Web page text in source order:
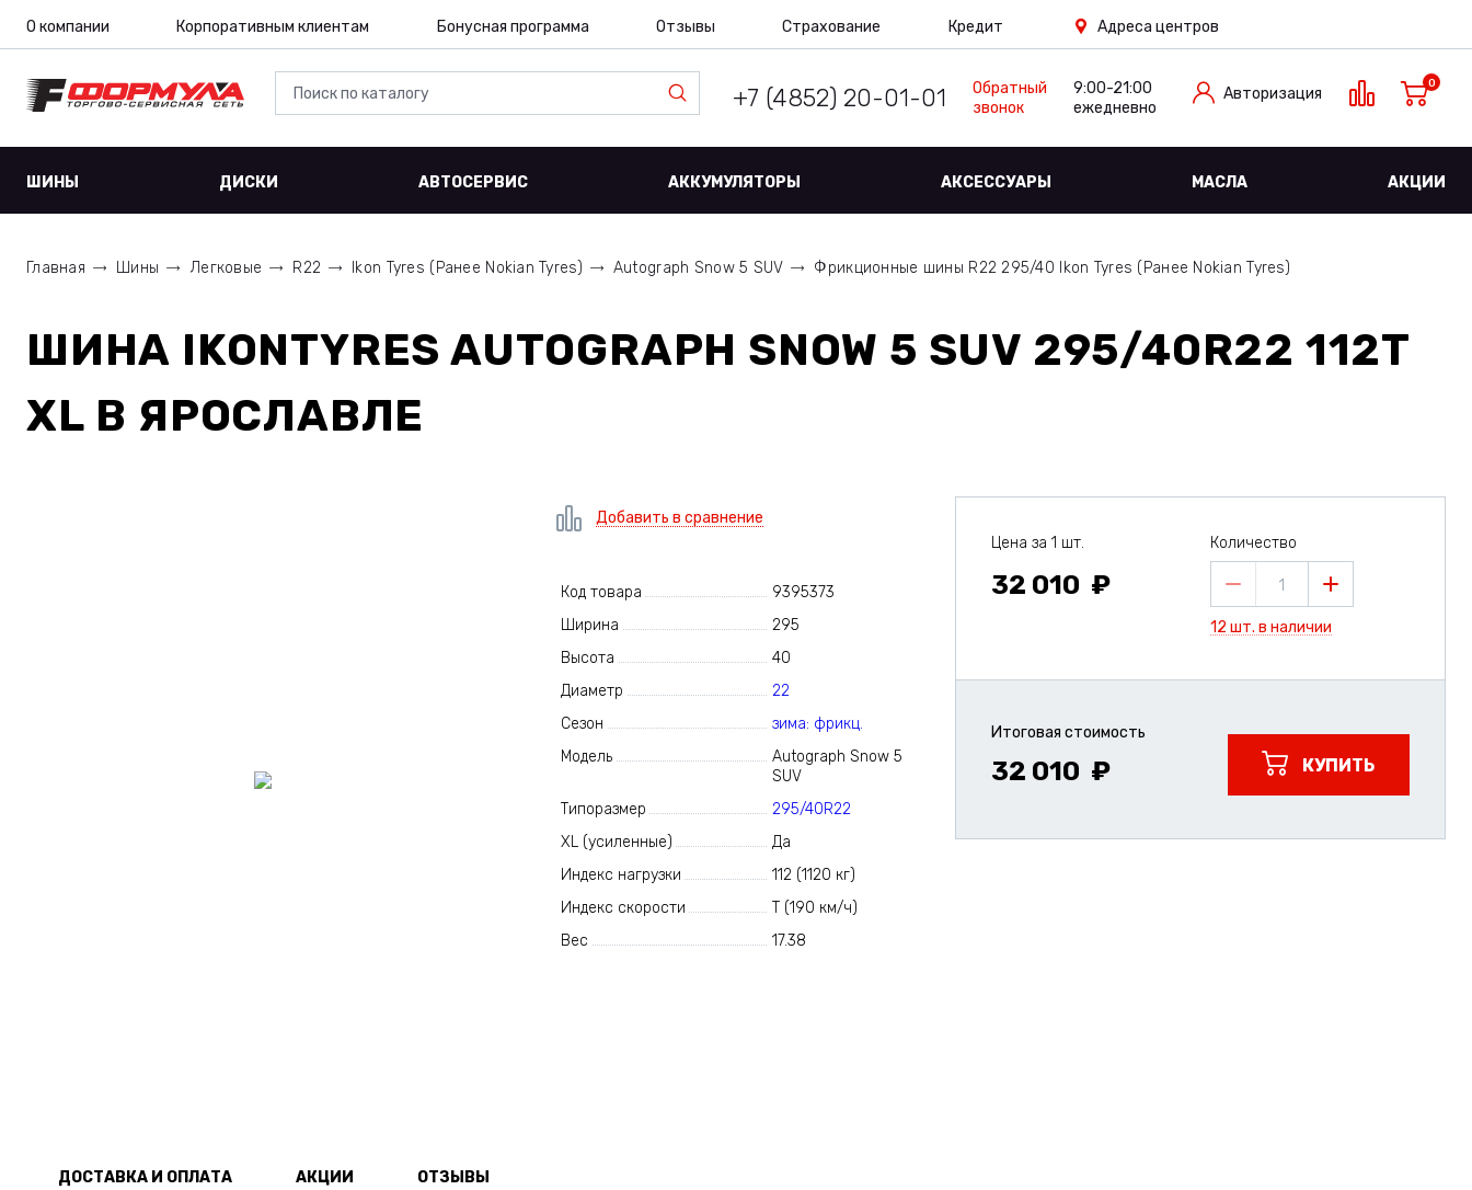
О компании Корпоративным клиентам Бонусная программа Отзывы Страхование Кредит Адреса центров
+7 (4852) 20-01-01
Обратный
звонок
9:00-21:00
ежедневно
Авторизация
0
ШИНЫ ДИСКИ АВТОСЕРВИС АККУМУЛЯТОРЫ АКСЕССУАРЫ МАСЛА АКЦИИ
Главная Шины Легковые R22 Ikon Tyres (Ранее Nokian Tyres) Autograph Snow 5 SUV Фрикционные шины R22 295/40 Ikon Tyres (Ранее Nokian Tyres)
ШИНА IKONTYRES AUTOGRAPH SNOW 5 SUV 295/40R22 112T
XL В ЯРОСЛАВЛЕ
Добавить в сравнение
Код товара
9395373
Ширина
295
Высота
40
Диаметр
22
Сезон
зима: фрикц.
Модель
Autograph Snow 5
SUV
Типоразмер
295/40R22
XL (усиленные)
Да
Индекс нагрузки
112 (1120 кг)
Индекс скорости
T (190 км/ч)
Вес
17.38
Цена за 1 шт.
32 010
Количество
1
12 шт. в наличии
Итоговая стоимость
32 010 КУПИТЬ
ДОСТАВКА И ОПЛАТА АКЦИИ ОТЗЫВЫ